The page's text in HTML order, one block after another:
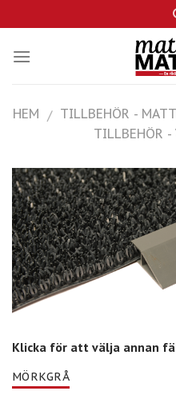
to
content
HEM / TILLBEHÖR -
TILLBEHÖR -
Klicka för att välja annan
MÖRKGRÅ